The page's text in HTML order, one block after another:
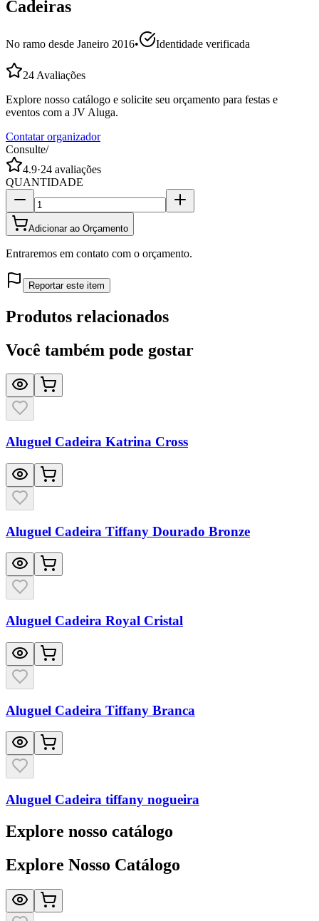
Cadeiras
No ramo desde Janeiro 2016• Identidade verificada
24 Avaliações
Explore nosso catálogo e solicite seu orçamento para festas e
eventos com a JV Aluga.
Contatar organizador
Consulte/
4.9·24 avaliações
QUANTIDADE
Adicionar ao Orçamento
Entraremos em contato com o orçamento.
Reportar este item
Produtos relacionados
Você também pode gostar
Aluguel Cadeira Katrina Cross
Aluguel Cadeira Tiffany Dourado Bronze
Aluguel Cadeira Royal Cristal
Aluguel Cadeira Tiffany Branca
Aluguel Cadeira tiffany nogueira
Explore nosso catálogo
Explore Nosso Catálogo